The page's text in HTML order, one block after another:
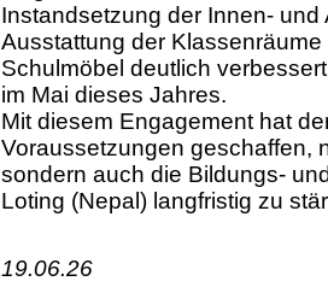
Instandsetzung der Innen-
Ausstattung der
Schulmöbel deutlich
im Mai dieses Jahres.
Mit diesem Engagement hat
Voraussetzungen geschaffen,
sondern auch die Bildungs-
Loting (Nepal) langfristig zu
19.06.26